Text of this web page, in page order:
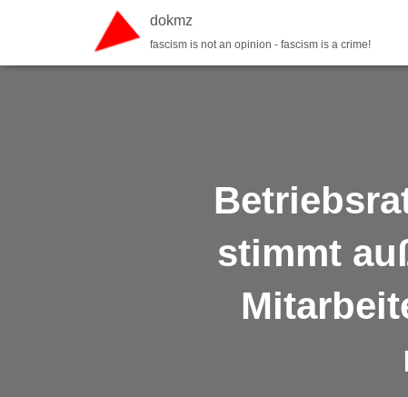
dokmz
fascism is not an opinion - fascism is a crime!
stimmt